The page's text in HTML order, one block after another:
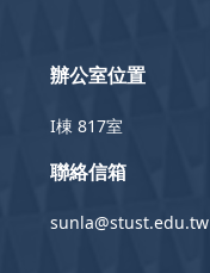
辦公室位置
I棟 817室
聯絡信箱
sunla@stust.edu.tw